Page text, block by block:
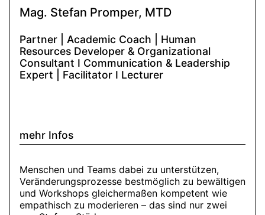
Mag. Stefan Promper, MTD
Partner | Academic Coach | Human
Resources Developer & Organizational
Consultant I Communication & Leadership
Expert | Facilitator I Lecturer
mehr Infos
Menschen und Teams dabei zu unterstützen,
Veränderungsprozesse bestmöglich zu bewältigen
und Workshops gleichermaßen kompetent wie
empathisch zu moderieren – das sind nur zwei